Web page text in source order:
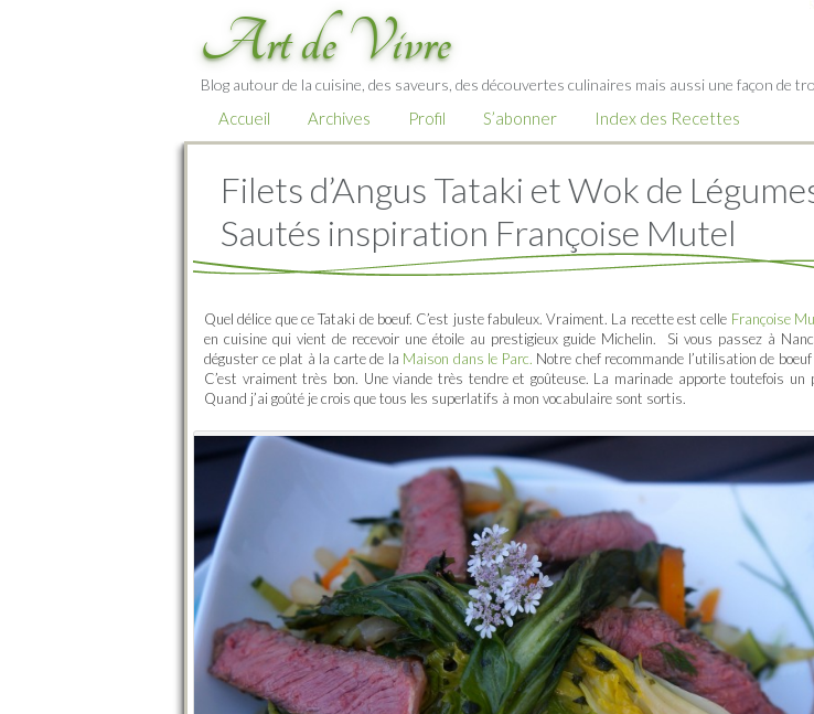
Art de Vivre
Blog autour de la cuisine, des saveurs, des découvertes culinaires mais aussi une façon de
Accueil Archives Profil S’abonner Index des Recettes
Filets d’Angus Tataki et Wok de
Sautés inspiration Françoise Mutel
Quel délice que ce Tataki de boeuf. C’est juste fabuleux. Vraiment. La recette est celle Françoise
en cuisine qui vient de recevoir une étoile au prestigieux guide Michelin. Si vous passez à
déguster ce plat à la carte de la Maison dans le Parc. Notre chef recommande l’utilisation de
C’est vraiment très bon. Une viande très tendre et goûteuse. La marinade apporte toutefois un
Quand j’ai goûté je crois que tous les superlatifs à mon vocabulaire sont sortis.